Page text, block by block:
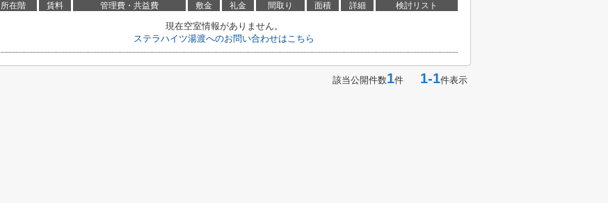
所在階 賃料 管理費・共益費 敷金 礼金 間取り 面積 詳細 検討リスト
現在空室情報がありません。
ステラハイツ湯渡へのお問い合わせはこちら
該当公開件数1件 1-1件表示